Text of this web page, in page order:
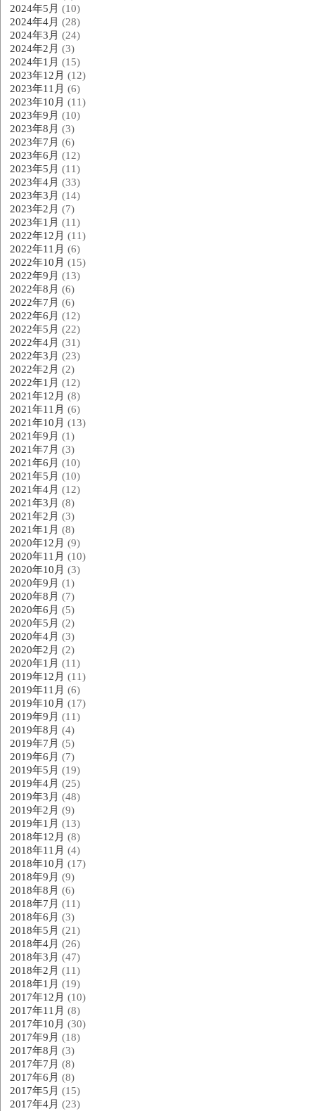
2024年5月 (10)
2024年4月 (28)
2024年3月 (24)
2024年2月 (3)
2024年1月 (15)
2023年12月 (12)
2023年11月 (6)
2023年10月 (11)
2023年9月 (10)
2023年8月 (3)
2023年7月 (6)
2023年6月 (12)
2023年5月 (11)
2023年4月 (33)
2023年3月 (14)
2023年2月 (7)
2023年1月 (11)
2022年12月 (11)
2022年11月 (6)
2022年10月 (15)
2022年9月 (13)
2022年8月 (6)
2022年7月 (6)
2022年6月 (12)
2022年5月 (22)
2022年4月 (31)
2022年3月 (23)
2022年2月 (2)
2022年1月 (12)
2021年12月 (8)
2021年11月 (6)
2021年10月 (13)
2021年9月 (1)
2021年7月 (3)
2021年6月 (10)
2021年5月 (10)
2021年4月 (12)
2021年3月 (8)
2021年2月 (3)
2021年1月 (8)
2020年12月 (9)
2020年11月 (10)
2020年10月 (3)
2020年9月 (1)
2020年8月 (7)
2020年6月 (5)
2020年5月 (2)
2020年4月 (3)
2020年2月 (2)
2020年1月 (11)
2019年12月 (11)
2019年11月 (6)
2019年10月 (17)
2019年9月 (11)
2019年8月 (4)
2019年7月 (5)
2019年6月 (7)
2019年5月 (19)
2019年4月 (25)
2019年3月 (48)
2019年2月 (9)
2019年1月 (13)
2018年12月 (8)
2018年11月 (4)
2018年10月 (17)
2018年9月 (9)
2018年8月 (6)
2018年7月 (11)
2018年6月 (3)
2018年5月 (21)
2018年4月 (26)
2018年3月 (47)
2018年2月 (11)
2018年1月 (19)
2017年12月 (10)
2017年11月 (8)
2017年10月 (30)
2017年9月 (18)
2017年8月 (3)
2017年7月 (8)
2017年6月 (8)
2017年5月 (15)
2017年4月 (23)